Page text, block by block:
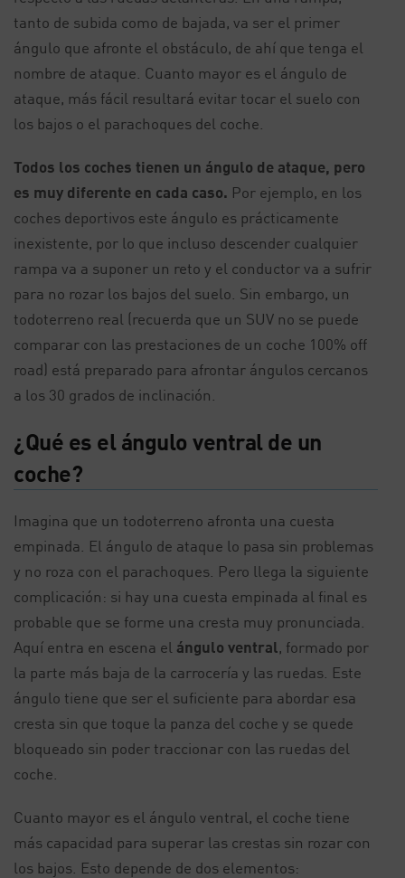
tanto de subida como de bajada, va ser el primer
ángulo que afronte el obstáculo, de ahí que tenga el
nombre de ataque. Cuanto mayor es el ángulo de
ataque, más fácil resultará evitar tocar el suelo con
los bajos o el parachoques del coche.
Todos los coches tienen un ángulo de ataque, pero
es muy diferente en cada caso. Por ejemplo, en los
coches deportivos este ángulo es prácticamente
inexistente, por lo que incluso descender cualquier
rampa va a suponer un reto y el conductor va a sufrir
para no rozar los bajos del suelo. Sin embargo, un
todoterreno real (recuerda que un SUV no se puede
comparar con las prestaciones de un coche 100% off
road) está preparado para afrontar ángulos cercanos
a los 30 grados de inclinación.
¿Qué es el ángulo ventral de un
coche?
Imagina que un todoterreno afronta una cuesta
empinada. El ángulo de ataque lo pasa sin problemas
y no roza con el parachoques. Pero llega la siguiente
complicación: si hay una cuesta empinada al final es
probable que se forme una cresta muy pronunciada.
Aquí entra en escena el ángulo ventral, formado por
la parte más baja de la carrocería y las ruedas. Este
ángulo tiene que ser el suficiente para abordar esa
cresta sin que toque la panza del coche y se quede
bloqueado sin poder traccionar con las ruedas del
coche.
Cuanto mayor es el ángulo ventral, el coche tiene
más capacidad para superar las crestas sin rozar con
los bajos. Esto depende de dos elementos: